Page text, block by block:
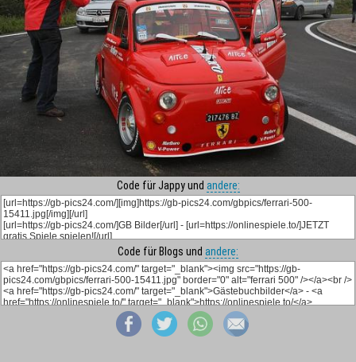
Code für Jappy und andere:
Code für Blogs und andere: